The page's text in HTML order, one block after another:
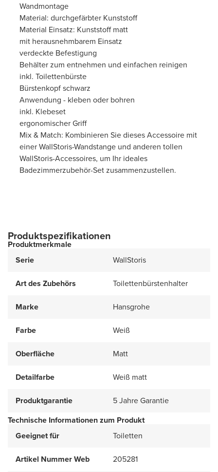
Wandmontage
Material: durchgefärbter Kunststoff
Material Einsatz: Kunststoff matt
mit herausnehmbarem Einsatz
verdeckte Befestigung
Behälter zum entnehmen und einfachen reinigen
inkl. Toilettenbürste
Bürstenkopf schwarz
Anwendung - kleben oder bohren
inkl. Klebeset
ergonomischer Griff
Mix & Match: Kombinieren Sie dieses Accessoire mit
einer WallStoris-Wandstange und anderen tollen
WallStoris-Accessoires, um Ihr ideales
Badezimmerzubehör-Set zusammenzustellen.
Produktspezifikationen
Produktmerkmale
Serie
WallStoris
Art des Zubehörs Toilettenbürstenhalter
Marke Hansgrohe
Farbe Weiß
Oberfläche Matt
Detailfarbe Weiß matt
Produktgarantie
5 Jahre Garantie
Technische Informationen zum Produkt
Geeignet für
Toiletten
Artikel Nummer Web 205281